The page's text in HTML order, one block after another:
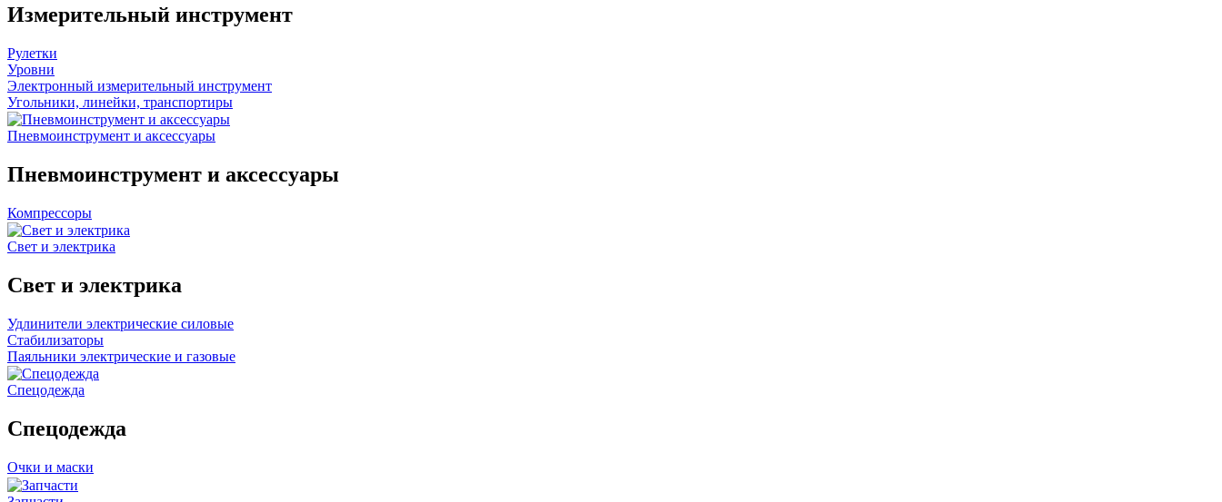
Измерительный инструмент
Рулетки
Уровни
Электронный измерительный инструмент
Угольники, линейки, транспортиры
Пневмоинструмент и аксессуары
Пневмоинструмент и аксессуары
Компрессоры
Свет и электрика
Свет и электрика
Удлинители электрические силовые
Стабилизаторы
Паяльники электрические и газовые
Спецодежда
Спецодежда
Очки и маски